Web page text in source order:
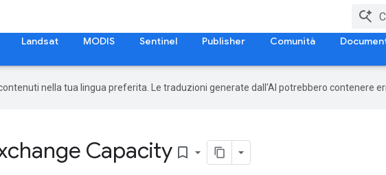
Landsat MODIS Sentinel Publisher Comunità
nella tua lingua preferita. Le traduzioni generate dall'AI potrebbero contenere
Capacity bookmark_border